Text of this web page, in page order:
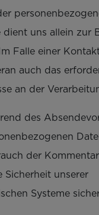
dient uns allein zur
Falle einer
auch das
an der
des
der
Sicherheit unserer
Systeme